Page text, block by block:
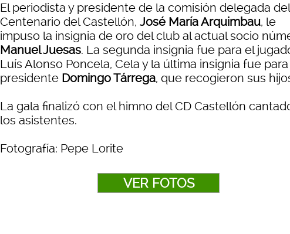
El periodista y presidente de la comisión delegada del
Centenario del Castellón, José María Arquimbau, le
impuso la insignia de oro del club al actual socio
Manuel Juesas. La segunda insignia fue para el
Luís Alonso Poncela, Cela y la última insignia fue
presidente Domingo Tárrega, que recogieron sus
La gala finalizó con el himno del CD Castellón
los asistentes.
Fotografía: Pepe Lorite
VER FOTOS